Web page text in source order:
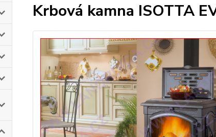
Krbová kamna ISOTTA